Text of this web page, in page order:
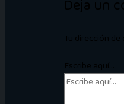
Deja un
Tu dirección
Escribe aquí...